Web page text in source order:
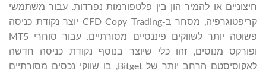
חיצוניים או להמיר הון בין פלטפורמות נפרדות. עבור משתמשי
קריפטוגרפיה, מסחר ב-CFD Copy Trading יוצר נקודת כניסה
פשוטה יותר לשווקים פיננסיים מסורתיים. עבור סוחרי MT5
ופורקס מנוסים, זהו כלי שיוצר בנוסף נקודת כניסה חדשה
לאקוסיסטם הרחב יותר של Bitget, בו שווקי נכסים מסורתיים